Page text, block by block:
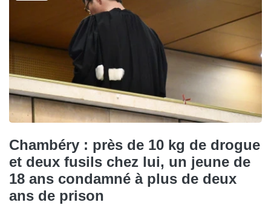
Chambéry : près de 10 kg de drogue
et deux fusils chez lui, un jeune de
18 ans condamné à plus de deux
ans de prison